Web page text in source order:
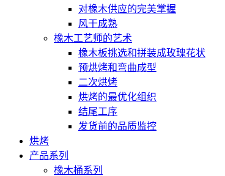
对橡木供应的完美掌握
风干成熟
橡木工艺师的艺术
橡木板挑选和拼装成玫瑰花状
预烘烤和弯曲成型
二次烘烤
烘烤的最优化组织
结尾工序
发货前的品质监控
烘烤
产品系列
橡木桶系列